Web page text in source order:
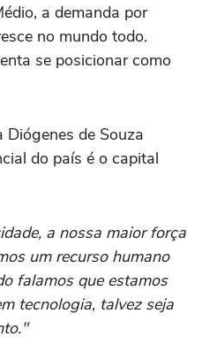
a demanda por
no mundo todo.
se posicionar como
de Souza
do país é o capital
a nossa maior força
um recurso humano
falamos que estamos
tecnologia, talvez seja